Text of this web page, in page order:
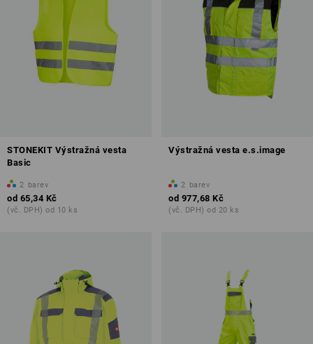
STONEKIT Výstražná vesta
Basic
2 barev
od 65,34 Kč
(vč. DPH) od 10 ks
Výstražná vesta e.s.image
2 barev
od 977,68 Kč
(vč. DPH) od 20 ks